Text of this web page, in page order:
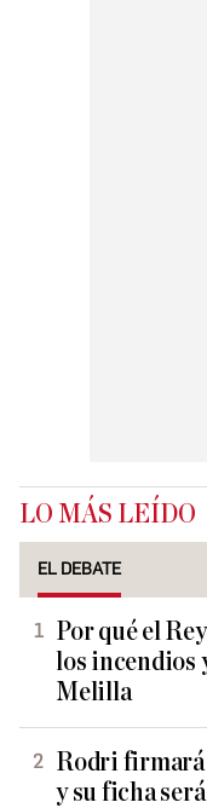
LO MÁS LEÍDO
EL DEBATE
Por qué el
los incendios
Melilla
Rodri firmará
y su ficha